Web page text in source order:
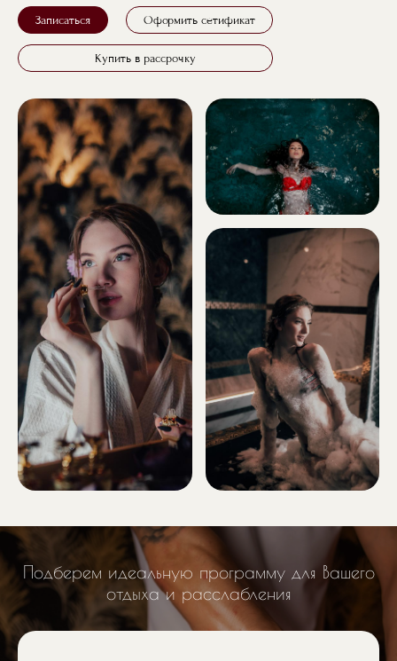
Записаться Оформить сетификат
Купить в рассрочку
Подберем идеальную программу для Вашего
отдыха и расслабления